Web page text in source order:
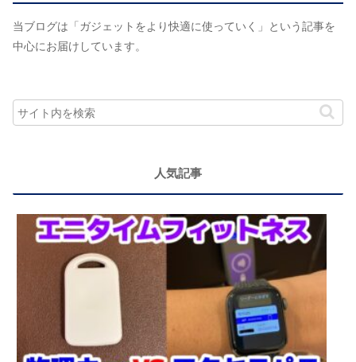
当ブログは「ガジェットをより快適に使っていく」という記事を
中心にお届けしています。
人気記事